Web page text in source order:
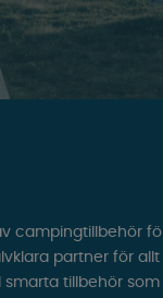
campingtillbehör
partner för
smarta tillbehör